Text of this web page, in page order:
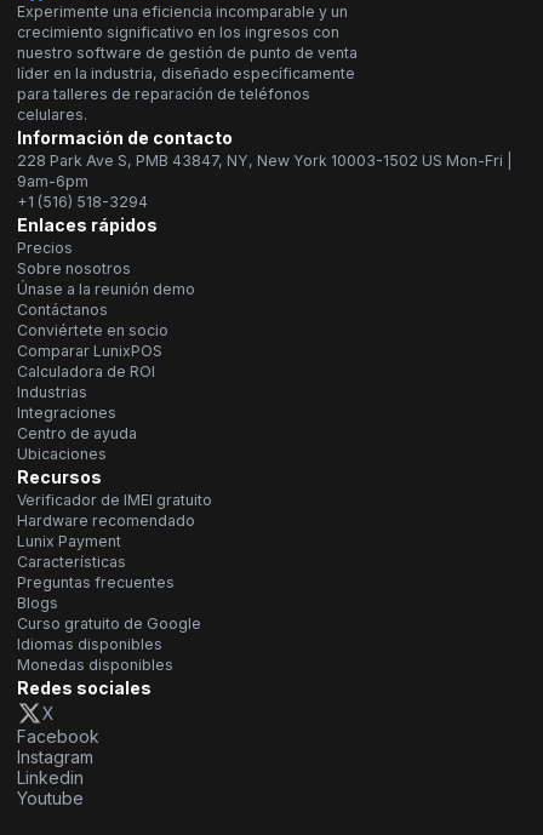
Experimente una eficiencia incomparable y un
crecimiento significativo en los ingresos con
nuestro software de gestión de punto de venta
líder en la industria, diseñado específicamente
para talleres de reparación de teléfonos
celulares.
Información de contacto
228 Park Ave S, PMB 43847, NY, New York 10003-1502 US Mon-Fri |
9am-6pm
+1 (516) 518-3294
Enlaces rápidos
Precios
Sobre nosotros
Únase a la reunión demo
Contáctanos
Conviértete en socio
Comparar LunixPOS
Calculadora de ROI
Industrias
Integraciones
Centro de ayuda
Ubicaciones
Recursos
Verificador de IMEI gratuito
Hardware recomendado
Lunix Payment
Características
Preguntas frecuentes
Blogs
Curso gratuito de Google
Idiomas disponibles
Monedas disponibles
Redes sociales
X
Facebook
Instagram
Linkedin
Youtube